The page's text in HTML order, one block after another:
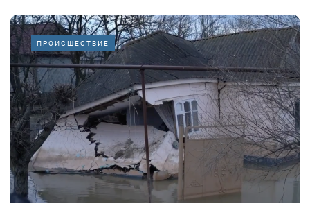
ПРОИСШЕСТВИЕ